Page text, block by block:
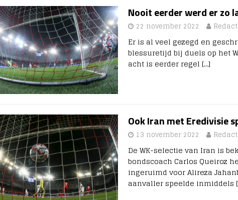
Nooit eerder werd er zo
22 november 2022
Er is al veel gezegd en
blessuretijd bij duels op het
acht is eerder regel […]
Ook Iran met Eredivisie
13 november 2022
De WK-selectie van Iran is
bondscoach Carlos Queiroz
ingeruimd voor Alireza
aanvaller speelde inmiddels